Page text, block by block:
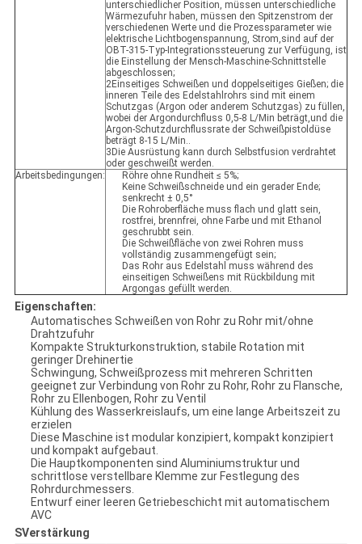
unterschiedlicher Position, müssen unterschiedliche
Wärmezufuhr haben, müssen den Spitzenstrom der
verschiedenen Werte und die Prozessparameter wie
elektrische Lichtbogenspannung, Strom,sind auf der
OBT-315-Typ-Integrationssteuerung zur Verfügung, ist
die Einstellung der Mensch-Maschine-Schnittstelle
abgeschlossen;
2Einseitiges Schweißen und doppelseitiges Gießen; die
inneren Teile des Edelstahlrohrs sind mit einem
Schutzgas (Argon oder anderem Schutzgas) zu füllen,
wobei der Argondurchfluss 0,5-8 L/Min beträgt,und die
Argon-Schutzdurchflussrate der Schweißpistoldüse
beträgt 8-15 L/Min..
3Die Ausrüstung kann durch Selbstfusion verdrahtet
oder geschweißt werden.
Arbeitsbedingungen:
Röhre ohne Rundheit ≤ 5%;
Keine Schweißschneide und ein gerader Ende;
senkrecht ± 0,5°
Die Rohroberfläche muss flach und glatt sein,
rostfrei, brennfrei, ohne Farbe und mit Ethanol
geschrubbt sein.
Die Schweißfläche von zwei Rohren muss
vollständig zusammengefügt sein;
Das Rohr aus Edelstahl muss während des
einseitigen Schweißens mit Rückbildung mit
Argongas gefüllt werden.
Eigenschaften:
Automatisches Schweißen von Rohr zu Rohr mit/ohne
Drahtzufuhr
Kompakte Strukturkonstruktion, stabile Rotation mit
geringer Drehinertie
Schwingung, Schweißprozess mit mehreren Schritten
geeignet zur Verbindung von Rohr zu Rohr, Rohr zu Flansche,
Rohr zu Ellenbogen, Rohr zu Ventil
Kühlung des Wasserkreislaufs, um eine lange Arbeitszeit zu
erzielen
Diese Maschine ist modular konzipiert, kompakt konzipiert
und kompakt aufgebaut.
Die Hauptkomponenten sind Aluminiumstruktur und
schrittlose verstellbare Klemme zur Festlegung des
Rohrdurchmessers.
Entwurf einer leeren Getriebeschicht mit automatischem
AVC
SVerstärkung